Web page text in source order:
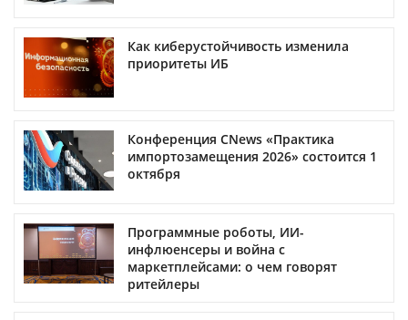
Как киберустойчивость изменила
приоритеты ИБ
Конференция CNews «Практика
импортозамещения 2026» состоится 1
октября
Программные роботы, ИИ-
инфлюенсеры и война с
маркетплейсами: о чем говорят
ритейлеры